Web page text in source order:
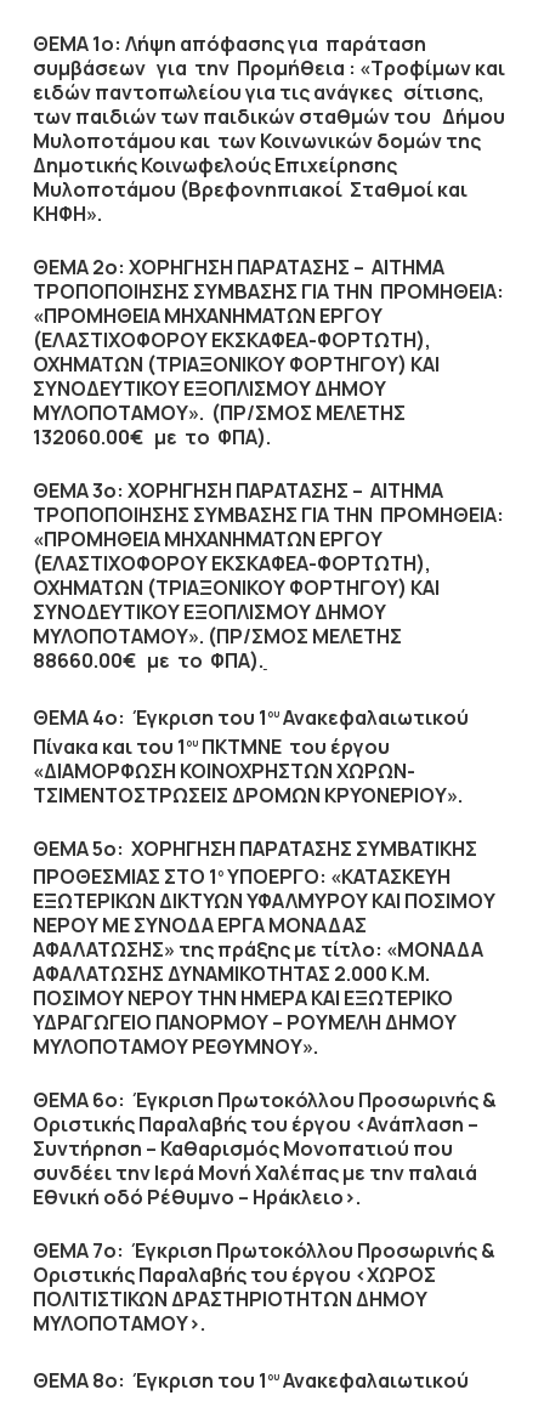
ΘΕΜΑ 1ο: Λήψη απόφασης για παράταση
συμβάσεων για την Προμήθεια : «Tροφίμων και
ειδών παντοπωλείου για τις ανάγκες σίτισης,
των παιδιών των παιδικών σταθμών του Δήμου
Μυλοποτάμου και των Κοινωνικών δομών της
Δημοτικής Κοινωφελούς Επιχείρησης
Μυλοποτάμου (Βρεφονηπιακοί Σταθμοί και
ΚΗΦΗ».
ΘΕΜΑ 2ο: ΧΟΡΗΓΗΣΗ ΠΑΡΑΤΑΣΗΣ – ΑΙΤΗΜΑ
ΤΡΟΠΟΠΟΙΗΣΗΣ ΣΥΜΒΑΣΗΣ ΓΙΑ ΤΗΝ ΠΡΟΜΗΘΕΙΑ:
«ΠΡΟΜΗΘΕΙΑ ΜΗΧΑΝΗΜΑΤΩΝ ΕΡΓΟΥ
(ΕΛΑΣΤΙΧΟΦΟΡΟΥ ΕΚΣΚΑΦΕΑ-ΦΟΡΤΩΤΗ),
ΟΧΗΜΑΤΩΝ (ΤΡΙΑΞΟΝΙΚΟΥ ΦΟΡΤΗΓΟΥ) ΚΑΙ
ΣΥΝΟΔΕΥΤΙΚΟΥ ΕΞΟΠΛΙΣΜΟΥ ΔΗΜΟΥ
ΜΥΛΟΠΟΤΑΜΟΥ». (ΠΡ/ΣΜΟΣ ΜΕΛΕΤΗΣ
132060.00€ με το ΦΠΑ).
ΘΕΜΑ 3ο: ΧΟΡΗΓΗΣΗ ΠΑΡΑΤΑΣΗΣ – ΑΙΤΗΜΑ
ΤΡΟΠΟΠΟΙΗΣΗΣ ΣΥΜΒΑΣΗΣ ΓΙΑ ΤΗΝ ΠΡΟΜΗΘΕΙΑ:
«ΠΡΟΜΗΘΕΙΑ ΜΗΧΑΝΗΜΑΤΩΝ ΕΡΓΟΥ
(ΕΛΑΣΤΙΧΟΦΟΡΟΥ ΕΚΣΚΑΦΕΑ-ΦΟΡΤΩΤΗ),
ΟΧΗΜΑΤΩΝ (ΤΡΙΑΞΟΝΙΚΟΥ ΦΟΡΤΗΓΟΥ) ΚΑΙ
ΣΥΝΟΔΕΥΤΙΚΟΥ ΕΞΟΠΛΙΣΜΟΥ ΔΗΜΟΥ
ΜΥΛΟΠΟΤΑΜΟΥ». (ΠΡ/ΣΜΟΣ ΜΕΛΕΤΗΣ
88660.00€ με το ΦΠΑ).
ΘΕΜΑ 4ο: Έγκριση του 1 ουΑνακεφαλαιωτικού
Πίνακα και του 1 ουΠΚΤΜΝΕ του έργου
«ΔΙΑΜΟΡΦΩΣΗ ΚΟΙΝΟΧΡΗΣΤΩΝ ΧΩΡΩΝ-
ΤΣΙΜΕΝΤΟΣΤΡΩΣΕΙΣ ΔΡΟΜΩΝ ΚΡΥΟΝΕΡΙΟΥ».
ΘΕΜΑ 5ο: ΧΟΡΗΓΗΣΗ ΠΑΡΑΤΑΣΗΣ ΣΥΜΒΑΤΙΚΗΣ
ΠΡΟΘΕΣΜΙΑΣ ΣΤΟ 1 οΥΠΟΕΡΓΟ: «ΚΑΤΑΣΚΕΥΗ
ΕΞΩΤΕΡΙΚΩΝ ΔΙΚΤΥΩΝ ΥΦΑΛΜΥΡΟΥ ΚΑΙ ΠΟΣΙΜΟΥ
ΝΕΡΟΥ ΜΕ ΣΥΝΟΔΑ ΕΡΓΑ ΜΟΝΑΔΑΣ
ΑΦΑΛΑΤΩΣΗΣ» της πράξης με τίτλο: «ΜΟΝΑΔΑ
ΑΦΑΛΑΤΩΣΗΣ ΔΥΝΑΜΙΚΟΤΗΤΑΣ 2.000 Κ.Μ.
ΠΟΣΙΜΟΥ ΝΕΡΟΥ ΤΗΝ ΗΜΕΡΑ ΚΑΙ ΕΞΩΤΕΡΙΚΟ
ΥΔΡΑΓΩΓΕΙΟ ΠΑΝΟΡΜΟΥ – ΡΟΥΜΕΛΗ ΔΗΜΟΥ
ΜΥΛΟΠΟΤΑΜΟΥ ΡΕΘΥΜΝΟΥ».
ΘΕΜΑ 6ο: Έγκριση Πρωτοκόλλου Προσωρινής &
Οριστικής Παραλαβής του έργου <Ανάπλαση –
Συντήρηση – Καθαρισμός Μονοπατιού που
συνδέει την Ιερά Μονή Χαλέπας με την παλαιά
Εθνική οδό Ρέθυμνο – Ηράκλειο>.
ΘΕΜΑ 7ο: Έγκριση Πρωτοκόλλου Προσωρινής &
Οριστικής Παραλαβής του έργου <ΧΩΡΟΣ
ΠΟΛΙΤΙΣΤΙΚΩΝ ΔΡΑΣΤΗΡΙΟΤΗΤΩΝ ΔΗΜΟΥ
ΜΥΛΟΠΟΤΑΜΟΥ>.
ΘΕΜΑ 8ο: Έγκριση του 1 ουΑνακεφαλαιωτικού